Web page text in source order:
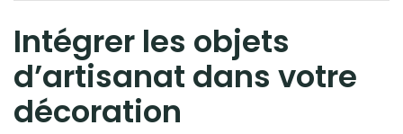
Intégrer les objets
d’artisanat dans votre
décoration